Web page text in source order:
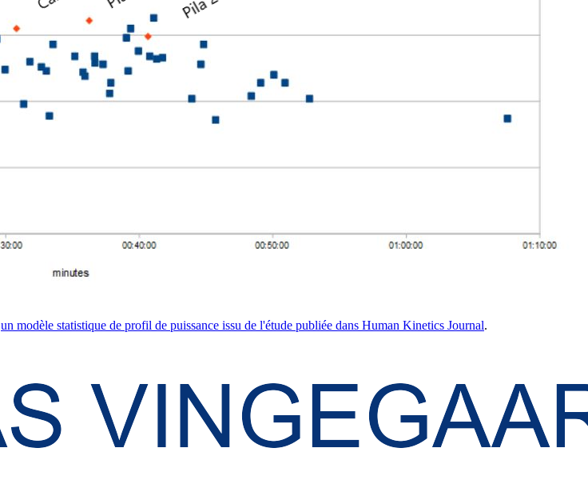
un modèle statistique de profil de puissance issu de l'étude publiée dans Human Kinetics Journal.